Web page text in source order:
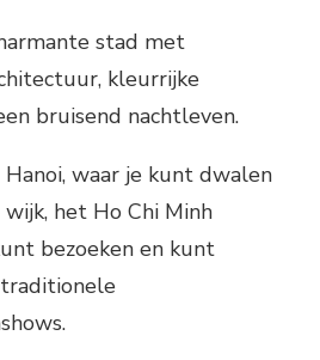
stad met
kleurrijke
bruisend nachtleven.
waar je kunt dwalen
het Ho Chi Minh
bezoeken en kunt